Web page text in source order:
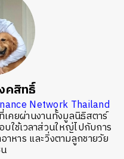
คสิทธิ์
Network Thailand
คยผ่านงานทั้งมูลนิธิสตาร์
ใช้เวลาส่วนใหญ่ไปกับการ
าหาร และวิ่งตามลูกชายวัย